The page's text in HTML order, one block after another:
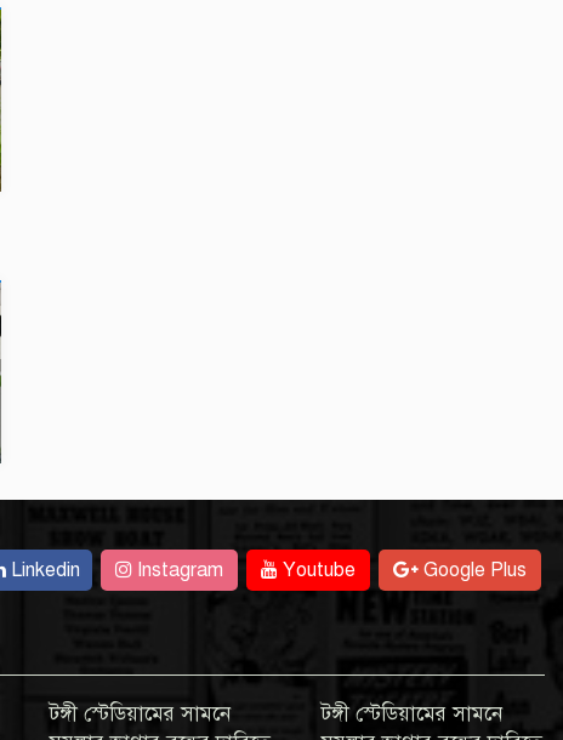
Linkedin Instagram Youtube Google Plus
টঙ্গী স্টেডিয়ামের সামনে
টঙ্গী স্টেডিয়ামের সামনে